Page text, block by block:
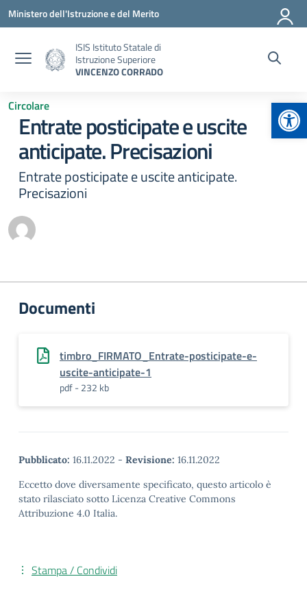
Vai ai contenuti
Vai al menu di navigazione
Vai al footer
Ministero dell'Istruzione e del Merito
ISIS Istituto Statale di
Istruzione Superiore
VINCENZO CORRADO
Circolare
Entrate posticipate e uscite
anticipate. Precisazioni
Entrate posticipate e uscite anticipate.
Precisazioni
Documenti
timbro_FIRMATO_Entrate-posticipate-e-
uscite-anticipate-1
pdf - 232 kb
Pubblicato: 16.11.2022 - Revisione: 16.11.2022
Eccetto dove diversamente specificato, questo articolo è
stato rilasciato sotto Licenza Creative Commons
Attribuzione 4.0 Italia.
Stampa / Condividi